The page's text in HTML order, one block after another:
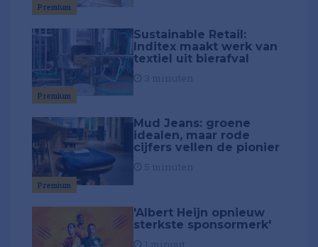
Premium
Premium
Sustainable Retail:
Inditex maakt werk van
textiel uit bierafval
Premium
Mud Jeans: groene
idealen, maar rode
cijfers vellen de pionier
'Albert Heijn opnieuw
sterkste sponsormerk'